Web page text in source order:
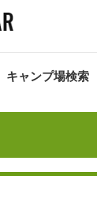
キャンプ場検索